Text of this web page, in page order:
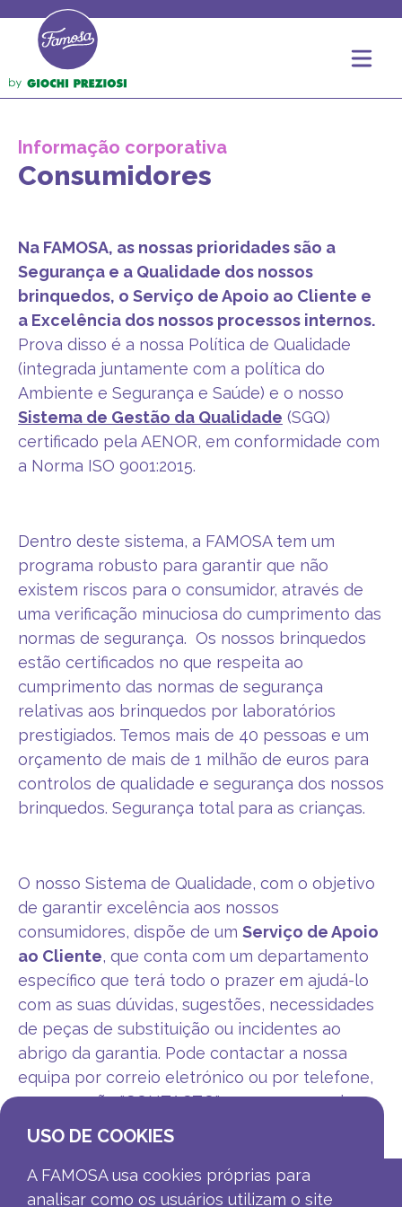
Informação corporativa
Consumidores
Na FAMOSA, as nossas prioridades são a
Segurança e a Qualidade dos nossos
brinquedos, o Serviço de Apoio ao Cliente e
a Excelência dos nossos processos internos.
Prova disso é a nossa Política de Qualidade
(integrada juntamente com a política do
Ambiente e Segurança e Saúde) e o nosso
Sistema de Gestão da Qualidade (SGQ)
certificado pela AENOR, em conformidade com
a Norma ISO 9001:2015.
Dentro deste sistema, a FAMOSA tem um
programa robusto para garantir que não
existem riscos para o consumidor, através de
uma verificação minuciosa do cumprimento das
normas de segurança. Os nossos brinquedos
estão certificados no que respeita ao
cumprimento das normas de segurança
relativas aos brinquedos por laboratórios
prestigiados. Temos mais de 40 pessoas e um
orçamento de mais de 1 milhão de euros para
controlos de qualidade e segurança dos nossos
brinquedos. Segurança total para as crianças.
O nosso Sistema de Qualidade, com o objetivo
de garantir excelência aos nossos
consumidores, dispõe de um Serviço de Apoio
ao Cliente, que conta com um departamento
específico que terá todo o prazer em ajudá-lo
com as suas dúvidas, sugestões, necessidades
de peças de substituição ou incidentes ao
abrigo da garantia. Pode contactar a nossa
equipa por correio eletrónico ou por telefone,
ver a secção "CONTACTO" no menu superior.
USO DE COOKIES
A FAMOSA usa cookies próprias para
analisar como os usuários utilizam o site